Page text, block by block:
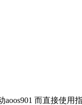
而直接使用